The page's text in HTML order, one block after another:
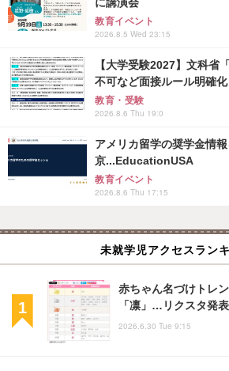
に講演会
教育イベント
2026.8.5 Wed 23:15
【大学受験2027】文科省
不可など面接ルール明確化
教育・受験
2026.8.6 Thu 19:0
アメリカ留学の奨学金情
京...EducationUSA
教育イベント
2026.8.6 Thu 17:15
未就学児アクセスラン
赤ちゃん名づけトレ
「凛」…リクスタ発表
2026.6.30 Tue 9:15